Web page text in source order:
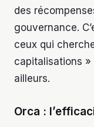
des
gouvernance.
ceux qui
capitalisations »
ailleurs.
Orca :